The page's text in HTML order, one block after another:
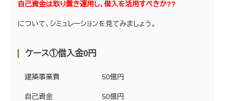
自己資金は取り置き運用し、借入を活用すべきか??
について、シミュレーションを見てみましょう。
ケース①借入金0円
建築事業費 50億円
自己資金 50億円